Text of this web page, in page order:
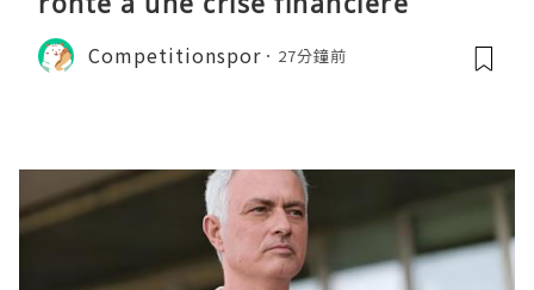
Competitionspor 27分鐘前